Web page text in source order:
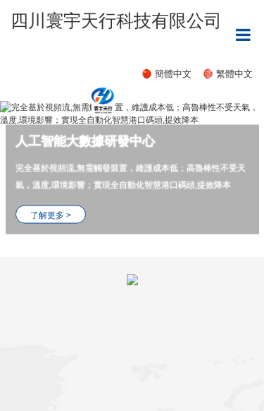
簡體中文 繁體中文
四川寰宇天行科技有限公司
人工智能大數據研發中心
完全基於視頻流,無需觸發裝置，維護成本低；高魯棒性不受天
了解更多 >